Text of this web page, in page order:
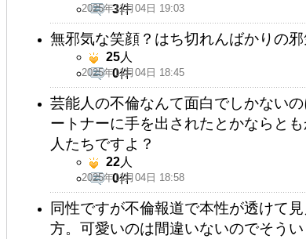
2025年11月04日 19:03
3件
無邪気な笑顔？はち切れんばかりの
2025年11月04日 18:45
25人
0件
芸能人の不倫なんて面白でしかない
ートナーに手を出されたとかならと
人たちですよ？
2025年11月04日 18:58
22人
0件
同性ですが不倫報道で本性が透けて
方。可愛いのは間違いないのでそう